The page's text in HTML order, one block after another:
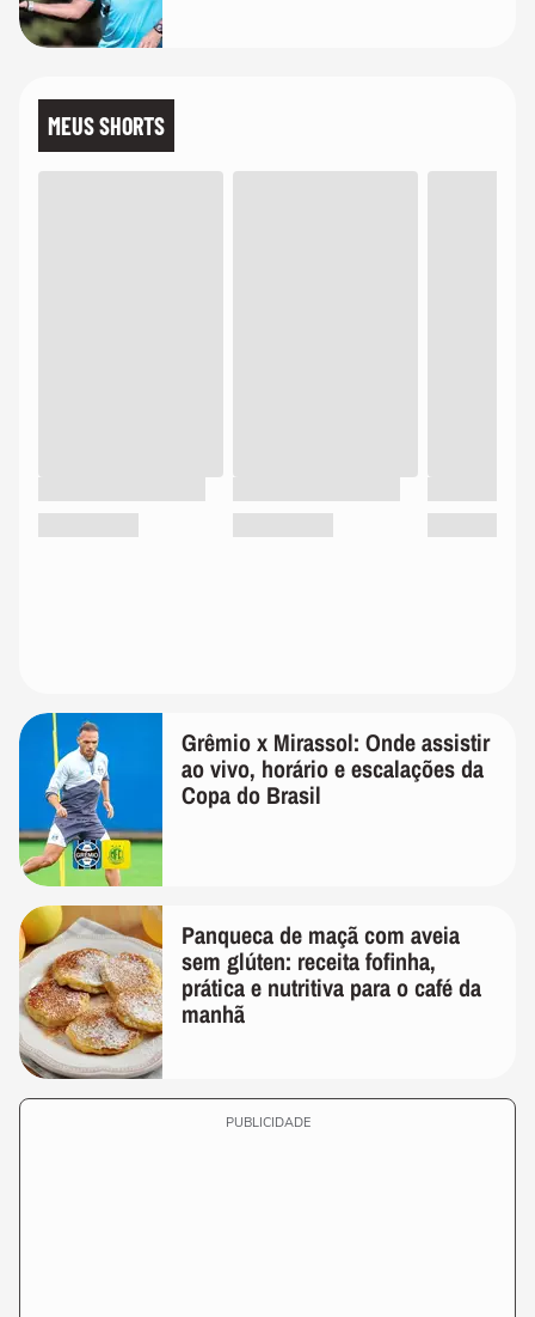
MEUS SHORTS
Grêmio x Mirassol: Onde assistir
ao vivo, horário e escalações da
Copa do Brasil
Panqueca de maçã com aveia
sem glúten: receita fofinha,
prática e nutritiva para o café da
manhã
PUBLICIDADE